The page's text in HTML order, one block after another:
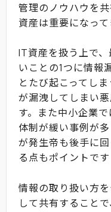
管理のノウハウを
資産は重要になって
IT資産を扱う上で
いことの1つに情報
とたび起こってし
が漏洩してしまい
す。また中小企業
体制が緩い事例が
が発生帝も後手に
る点もポイントです
情報の取り扱い方
して共有すること